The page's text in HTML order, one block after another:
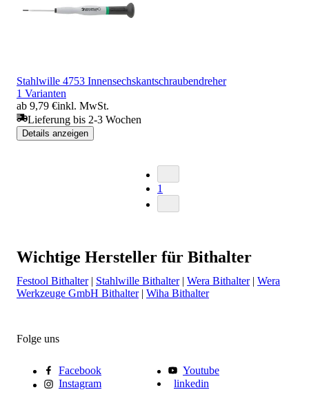
Stahlwille 4753 Innensechskantschraubendreher
1 Varianten
ab 9,79 €inkl. MwSt.
Lieferung bis 2-3 Wochen
Details anzeigen
1
Wichtige Hersteller für Bithalter
Festool Bithalter| Stahlwille Bithalter| Wera Bithalter| Wera
Werkzeuge GmbH Bithalter| Wiha Bithalter
Folge uns
Facebook
Youtube
Instagram
linkedin